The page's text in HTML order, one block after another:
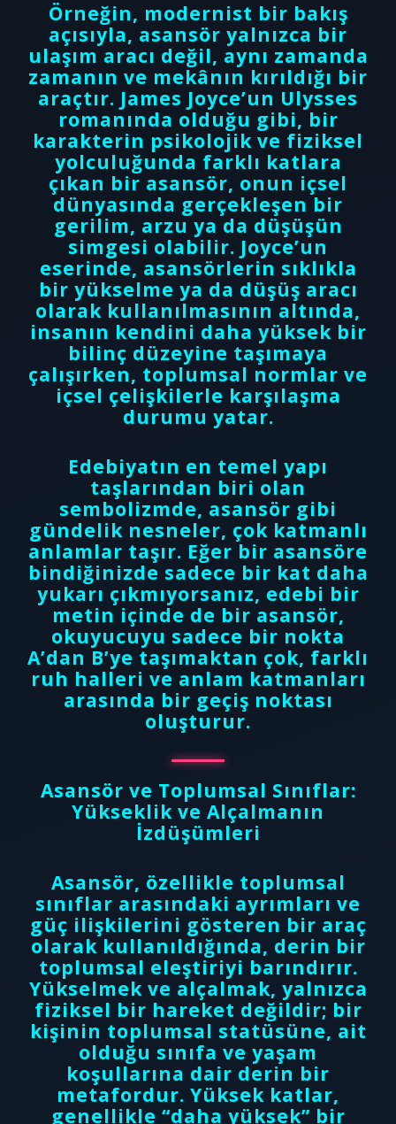
Örneğin, modernist bir bakış
açısıyla, asansör yalnızca bir
ulaşım aracı değil, aynı zamanda
zamanın ve mekânın kırıldığı bir
araçtır. James Joyce’un Ulysses
romanında olduğu gibi, bir
karakterin psikolojik ve fiziksel
yolculuğunda farklı katlara
çıkan bir asansör, onun içsel
dünyasında gerçekleşen bir
gerilim, arzu ya da düşüşün
simgesi olabilir. Joyce’un
eserinde, asansörlerin sıklıkla
bir yükselme ya da düşüş aracı
olarak kullanılmasının altında,
insanın kendini daha yüksek bir
bilinç düzeyine taşımaya
çalışırken, toplumsal normlar ve
içsel çelişkilerle karşılaşma
durumu yatar.
Edebiyatın en temel yapı
taşlarından biri olan
sembolizmde, asansör gibi
gündelik nesneler, çok katmanlı
anlamlar taşır. Eğer bir asansöre
bindiğinizde sadece bir kat daha
yukarı çıkmıyorsanız, edebi bir
metin içinde de bir asansör,
okuyucuyu sadece bir nokta
A’dan B’ye taşımaktan çok, farklı
ruh halleri ve anlam katmanları
arasında bir geçiş noktası
oluşturur.
Asansör ve Toplumsal Sınıflar:
Yükseklik ve Alçalmanın
İzdüşümleri
Asansör, özellikle toplumsal
sınıflar arasındaki ayrımları ve
güç ilişkilerini gösteren bir araç
olarak kullanıldığında, derin bir
toplumsal eleştiriyi barındırır.
Yükselmek ve alçalmak, yalnızca
fiziksel bir hareket değildir; bir
kişinin toplumsal statüsüne, ait
olduğu sınıfa ve yaşam
koşullarına dair derin bir
metafordur. Yüksek katlar,
genellikle “daha yüksek” bir